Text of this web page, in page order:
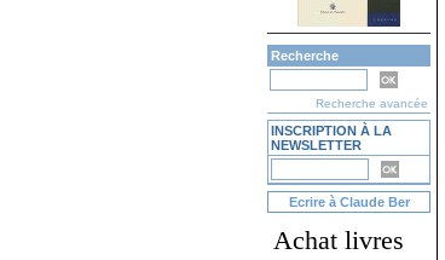
Recherche
Recherche avancée
INSCRIPTION À LA
NEWSLETTER
Ecrire à Claude Ber
Achat livres